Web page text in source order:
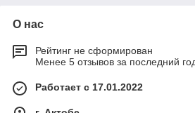
О нас
Рейтинг не сформирован
Менее 5 отзывов за последний
Работает с 17.01.2022